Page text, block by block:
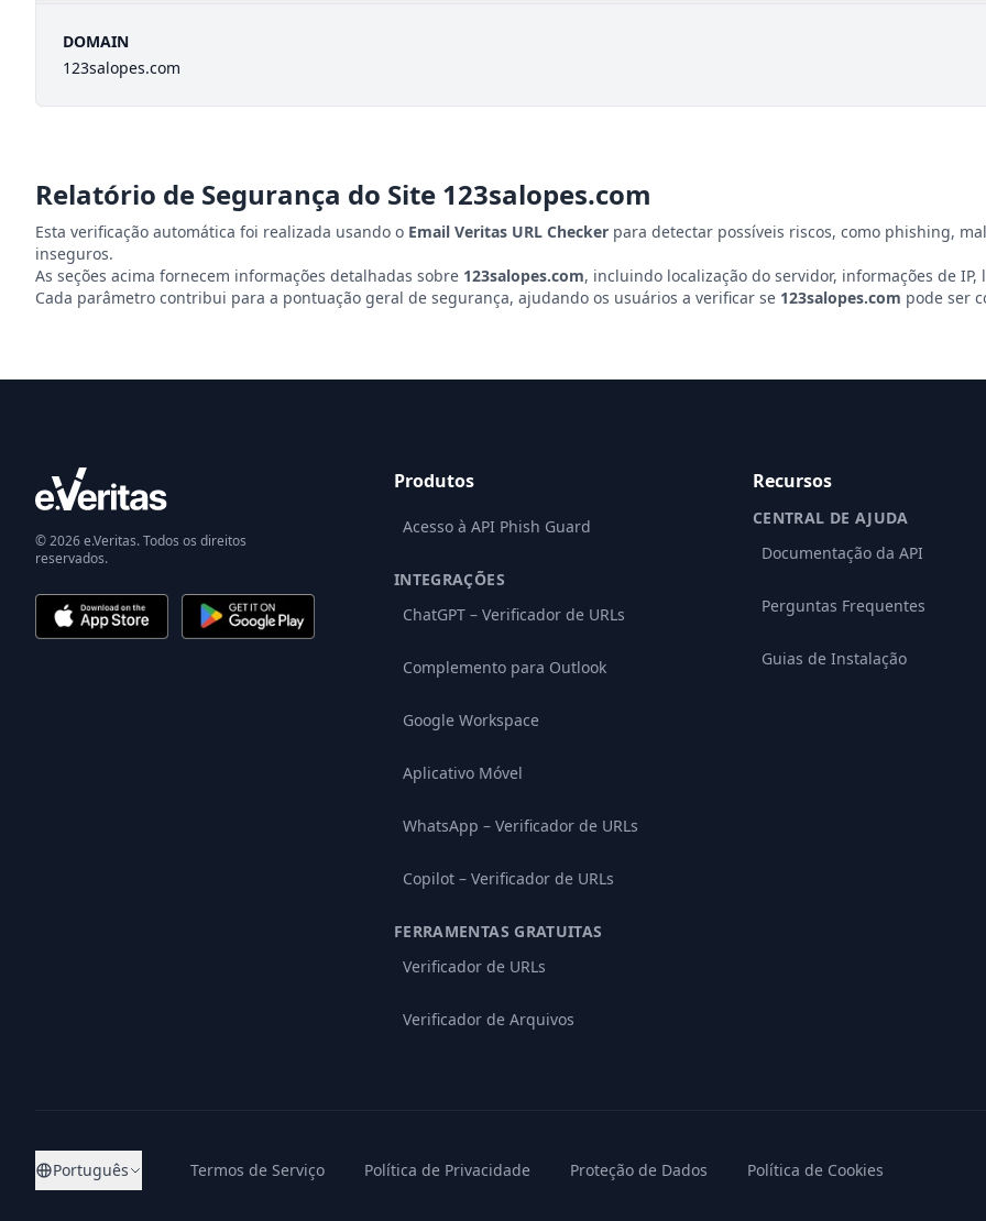
DOMAIN
123salopes.com
Relatório de Segurança do Site 123salopes.com
Esta verificação automática foi realizada usando o Email Veritas URL Checker para detectar possíveis riscos, como phishing,
inseguros.
As seções acima fornecem informações detalhadas sobre 123salopes.com, incluindo localização do servidor, informações de IP,
Cada parâmetro contribui para a pontuação geral de segurança, ajudando os usuários a verificar se 123salopes.com pode ser
© 2026 e.Veritas. Todos os direitos
reservados.
Produtos
Acesso à API Phish Guard
INTEGRAÇÕES
ChatGPT – Verificador de URLs
Complemento para Outlook
Google Workspace
Aplicativo Móvel
WhatsApp – Verificador de URLs
Copilot – Verificador de URLs
FERRAMENTAS GRATUITAS
Verificador de URLs
Verificador de Arquivos
Recursos
CENTRAL DE AJUDA
Documentação da API
Perguntas Frequentes
Guias de Instalação
Português Termos de Serviço Política de Privacidade Proteção de Dados Política de Cookies